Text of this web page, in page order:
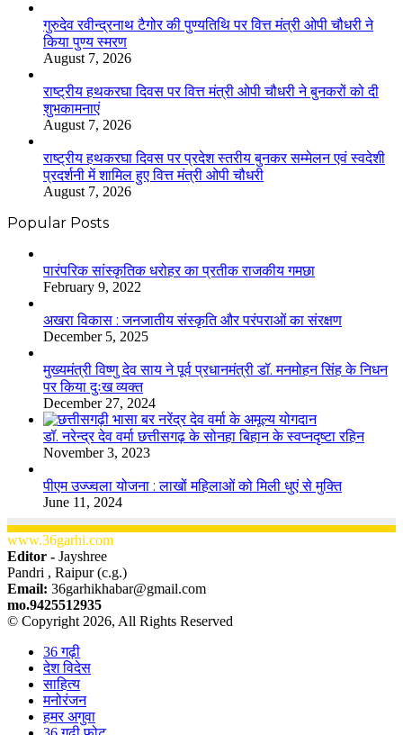
गुरुदेव रवीन्द्रनाथ टैगोर की पुण्यतिथि पर वित्त मंत्री ओपी चौधरी ने
किया पुण्य स्मरण
August 7, 2026
राष्ट्रीय हथकरघा दिवस पर वित्त मंत्री ओपी चौधरी ने बुनकरों को दी
शुभकामनाएं
August 7, 2026
राष्ट्रीय हथकरघा दिवस पर प्रदेश स्तरीय बुनकर सम्मेलन एवं स्वदेशी
प्रदर्शनी में शामिल हुए वित्त मंत्री ओपी चौधरी
August 7, 2026
Popular Posts
​​​​​​​पारंपरिक सांस्कृतिक धरोहर का प्रतीक राजकीय गमछा
February 9, 2022
अखरा विकास : जनजातीय संस्कृति और परंपराओं का संरक्षण
December 5, 2025
मुख्यमंत्री विष्णु देव साय ने पूर्व प्रधानमंत्री डॉ. मनमोहन सिंह के निधन
पर किया दुःख व्यक्त
December 27, 2024
डॉ. नरेन्द्र देव वर्मा छत्तीसगढ़ के सोनहा बिहान के स्वप्नदृष्टा रहिन
November 3, 2023
पीएम उज्ज्वला योजना : लाखों महिलाओं को मिली धुएं से मुक्ति
June 11, 2024
www.36garhi.com
Editor - Jayshree
Pandri , Raipur (c.g.)
Email: 36garhikhabar@gmail.com
mo.9425512935
© Copyright 2026, All Rights Reserved
36 गढ़ी
देश विदेस
साहित्य
मनोरंजन
हमर अगुवा